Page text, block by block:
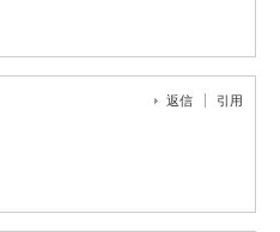
返信 引用